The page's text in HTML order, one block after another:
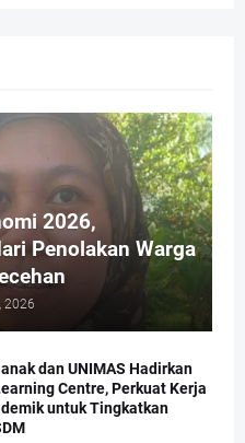
2026,
Penolakan Warga
2026
dan UNIMAS Hadirkan
Centre, Perkuat Kerja
untuk Tingkatkan